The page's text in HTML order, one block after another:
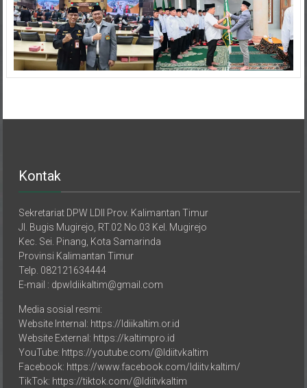
Jl. Bugis Mugirejo, RT.02 No.03 Kel. Mugirejo
Kec. Sei. Pinang, Kota Samarinda
Provinsi Kalimantan Timur
Telp. 082121634444
E-mail : dpwldiikaltim@gmail.com
Website Internal: https://ldiikaltim.or.id
Website External: https://kaltimpro.id
YouTube: https://youtube.com/@ldiitvkaltim
Facebook: https://www.facebook.com/ldiitv.kaltim/
TikTok: https://tiktok.com/@ldiitvkaltim
X: https://x.com/ldiitvkaltim